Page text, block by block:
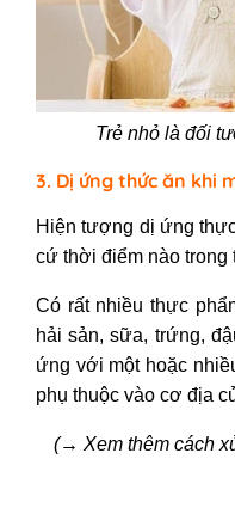
Trẻ nhỏ là đối
3. Dị ứng thức ăn khi
Hiện tượng dị ứng
cứ thời điểm nào trong
Có rất nhiều thực
hải sản, sữa, trứng,
ứng với một hoặc
phụ thuộc vào cơ địa
(→ Xem thêm cách